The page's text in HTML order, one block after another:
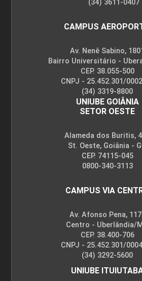
(34) 3611-0407
CAMPUS
Av. Nenê Sabino,
Bairro Universitário -
CEP. 38.055-500
CNPJ - 25.452.301/
(34) 3319-8800
UNIUBE GOIÂNIA
SETOR OESTE
Alameda dos Buritis,
St. Oeste, Goiânia -
CEP. 74115-045
0800-340-3113
CAMPUS VIA
Av. Afonso Pena,
Centro - Uberlândia/
CEP. 38.400-706
CNPJ - 25.452.301/
(34) 3292-5600
UNIUBE